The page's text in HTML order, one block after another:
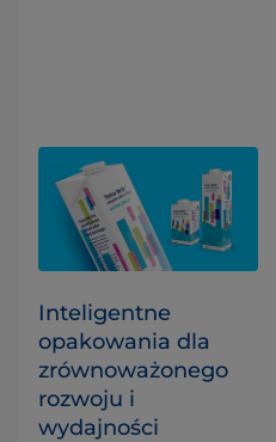
Inteligentne
opakowania dla
zrównoważonego
rozwoju i
wydajności